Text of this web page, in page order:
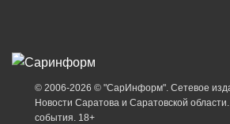
© 2006-2026 © "СарИнформ". Сетевое
Новости Саратова и Саратовской
события. 18+